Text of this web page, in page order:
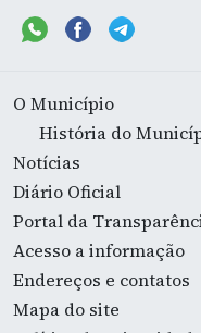
O Município
História do
Notícias
Diário Oficial
Portal da
Acesso a informação
Endereços e contatos
Mapa do site